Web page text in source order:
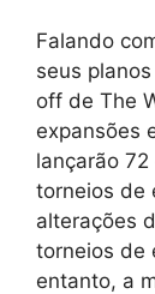
Falando
seus
off de The
expansões
lançarão
torneios de
alterações
torneios de
entanto, a